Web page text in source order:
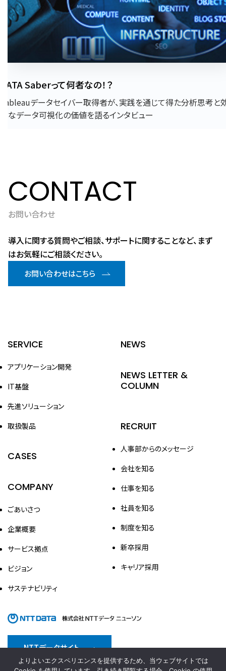
DATA Saberって何者なの！？
Tableauデータセイバー取得者が、実践を通じて得た分析思考と
的なデータ可視化の価値を語るインタビュー
CONTACT
お問い合わせ
導入に関する質問やご相談、サポートに関することなど、まず
はお気軽にご相談ください。
お問い合わせはこちら
SERVICE
アプリケーション開発
IT基盤
先進ソリューション
取扱製品
CASES
COMPANY
ごあいさつ
企業概要
サービス拠点
ビジョン
サステナビリティ
NEWS
NEWS LETTER &
COLUMN
RECRUIT
人事部からのメッセージ
会社を知る
仕事を知る
社員を知る
制度を知る
新卒採用
キャリア採用
NTTデータサイト
情報セキュリティ方針 プライバシーポリシー
よりよいエクスペリエンスを提供するため、当ウェブサイトでは